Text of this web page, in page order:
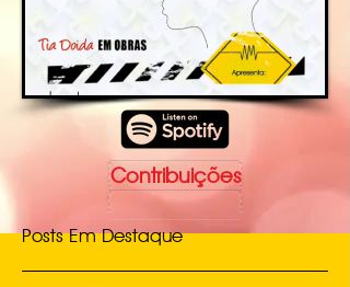
Contribuições
Posts Em Destaque